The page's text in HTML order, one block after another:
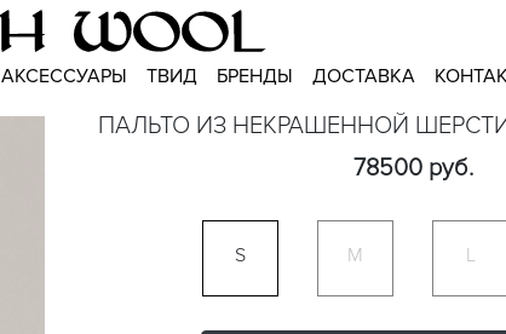
АКСЕССУАРЫ ТВИД БРЕНДЫ ДОСТАВКА
ПАЛЬТО ИЗ НЕКРАШЕННОЙ ШЕРСТИ
78500 руб.
S M L